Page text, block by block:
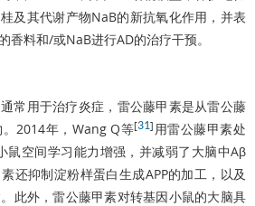
及其代谢产物NaB的新抗氧化作用，并表
香料和/或NaB进行AD的治疗干预。
常用于治疗炎症，雷公藤甲素是从雷公藤
2014年，Wang Q等[31] 用雷公藤甲素处
鼠空间学习能力增强，并减弱了大脑中Aβ
还抑制淀粉样蛋白生成APP的加工，以及
此外，雷公藤甲素对转基因小鼠的大脑具